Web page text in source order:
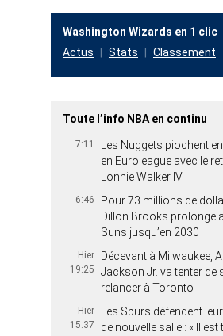
Washington Wizards en 1 clic
Actus
Stats Classement
Toute l’info NBA en continu
7:11
Les Nuggets piochent
en Euroleague avec le
Lonnie Walker IV
6:46
Pour 73 millions de
Dillon Brooks prolonge
Suns jusqu’en 2030
Hier
19:25
Décevant à Milwaukee,
Jackson Jr. va tenter de
relancer à Toronto
Hier
15:37
Les Spurs défendent
de nouvelle salle : « Il est